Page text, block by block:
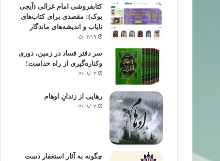
کتابفروشی امام غزالی (آیجی
بوک): مقصدی برای کتاب‌های
نایاب و اندیشه‌های ماندگار
۰۵/۰۳/۱۹
سر دفتر فساد در زمین‌، دوری
وکناره‌گیری از راه خداست‌!
۰۴/۰۸/۰۳
رهایی از زندانِ اوهام
۰۴/۰۸/۰۳
چگونه به آثار استغفار دست